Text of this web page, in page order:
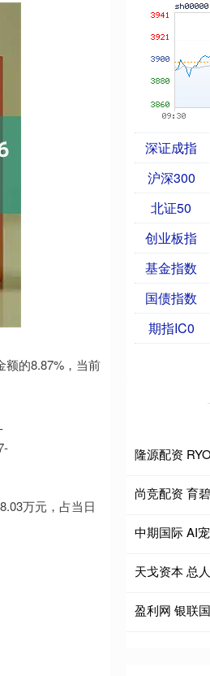
额的8.87%，当前
万元，占当日
深证成指
沪深300
北证50
创业板指
基金指数
国债指数
期指IC0
隆源配资
中期国际 AI